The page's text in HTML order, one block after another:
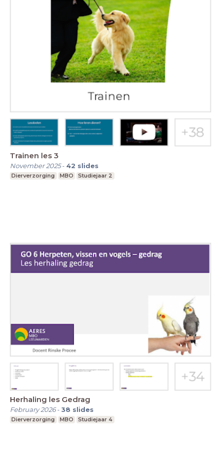
Trainen les 3
November 2025- 42 slides
Dierverzorging MBO Studiejaar 2
Herhaling les Gedrag
February 2026-38 slides
Dierverzorging MBO Studiejaar 4